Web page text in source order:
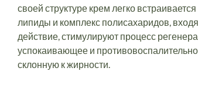
своей структуре крем легко
липиды и комплекс полисахаридов,
действие, стимулируют процесс
успокаивающее и
склонную к жирности.